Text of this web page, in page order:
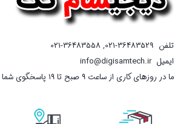
تلفن 021-36483529
,
021-36483558
ایمیلinfo@digisamtech.ir
ما در روزهای کاری از ساعت ۹ صبح تا ۱۹ پاسخگوی شما هستیم